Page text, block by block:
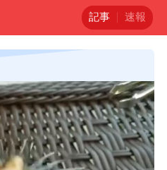
記事 速報